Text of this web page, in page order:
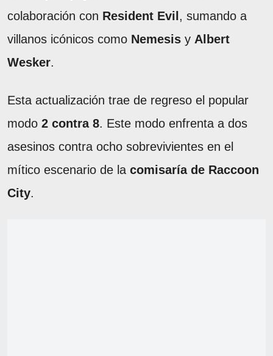
colaboración con Resident Evil , sumando a
villanos icónicos como Nemesis y Albert
Wesker.
Esta actualización trae de regreso el popular
modo 2 contra 8. Este modo enfrenta a dos
asesinos contra ocho sobrevivientes en el
mítico escenario de la comisaría de Raccoon
City.